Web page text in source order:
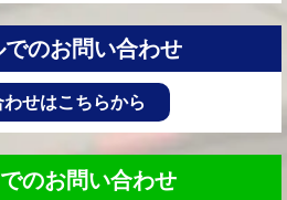
でのお問い合わせ
せはこちらから
のお問い合わせ